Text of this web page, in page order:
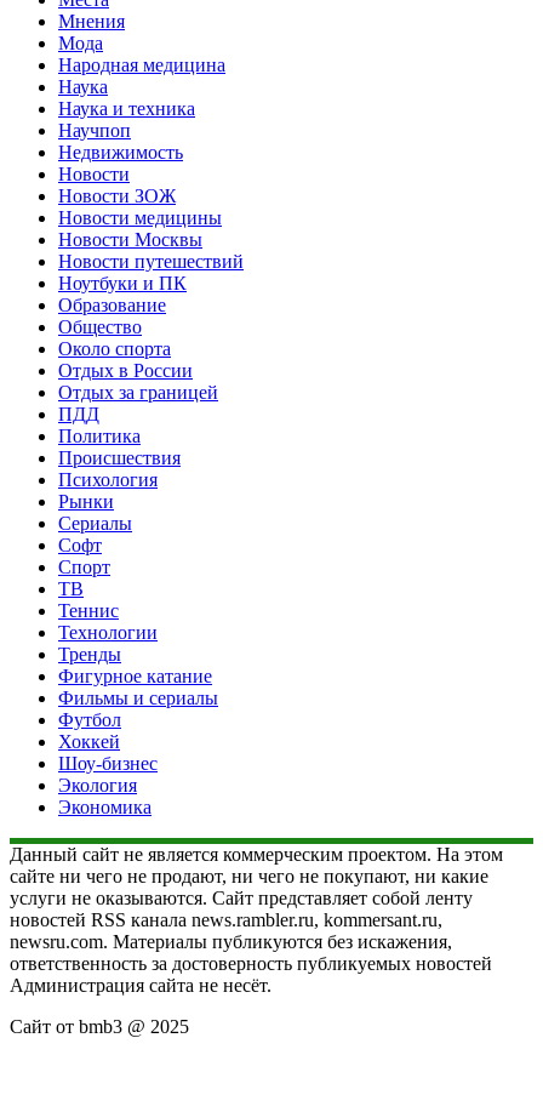
Мнения
Мода
Народная медицина
Наука
Наука и техника
Научпоп
Недвижимость
Новости
Новости ЗОЖ
Новости медицины
Новости Москвы
Новости путешествий
Ноутбуки и ПК
Образование
Общество
Около спорта
Отдых в России
Отдых за границей
ПДД
Политика
Происшествия
Психология
Рынки
Сериалы
Софт
Спорт
ТВ
Теннис
Технологии
Тренды
Фигурное катание
Фильмы и сериалы
Футбол
Хоккей
Шоу-бизнес
Экология
Экономика
Данный сайт не является коммерческим проектом. На этом
сайте ни чего не продают, ни чего не покупают, ни какие
услуги не оказываются. Сайт представляет собой ленту
новостей RSS канала news.rambler.ru, kommersant.ru,
newsru.com. Материалы публикуются без искажения,
ответственность за достоверность публикуемых новостей
Администрация сайта не несёт.
Сайт от bmb3 @ 2025